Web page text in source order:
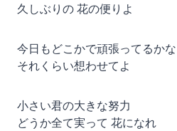
久しぶりの 花の便りよ
今日もどこかで頑張ってるかな
それくらい想わせてよ
小さい君の大きな努力
どうか全て実って 花になれ